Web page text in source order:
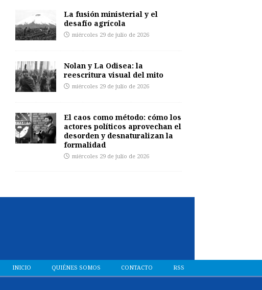
La fusión ministerial y el
desafío agrícola
miércoles 29 de julio de 2026
Nolan y La Odisea: la
reescritura visual del mito
miércoles 29 de julio de 2026
El caos como método: cómo los
actores políticos aprovechan el
desorden y desnaturalizan la
formalidad
miércoles 29 de julio de 2026
INICIO QUIÉNES SOMOS CONTACTO RSS